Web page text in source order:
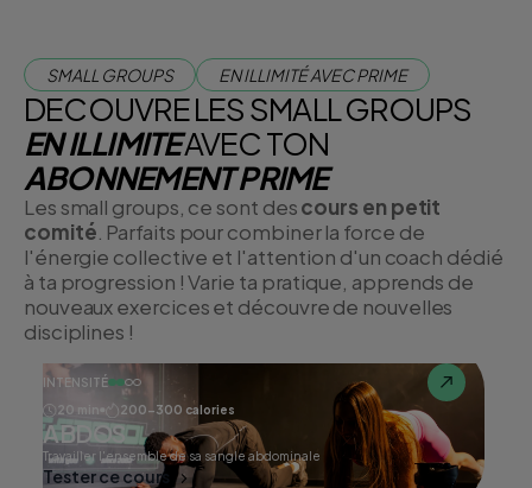
SMALL GROUPS EN ILLIMITÉ AVEC PRIME
DECOUVRE LES SMALL GROUPS
EN ILLIMITEAVEC TON
ABONNEMENT PRIME
Les small groups, ce sont descours en petit
comité . Parfaits pour combiner la force de
l'énergie collective et l'attention d'un coach dédié
à ta progression ! Varie ta pratique, apprends de
nouveaux exercices et découvre de nouvelles
disciplines !
INTENSITÉ
20 min
200-300 calories
ABDOS
Travailler l'ensemble de sa sangle abdominale
Tester ce cours